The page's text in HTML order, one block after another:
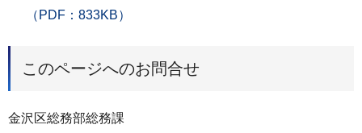
（PDF：833KB）
このページへのお問合せ
金沢区総務部総務課